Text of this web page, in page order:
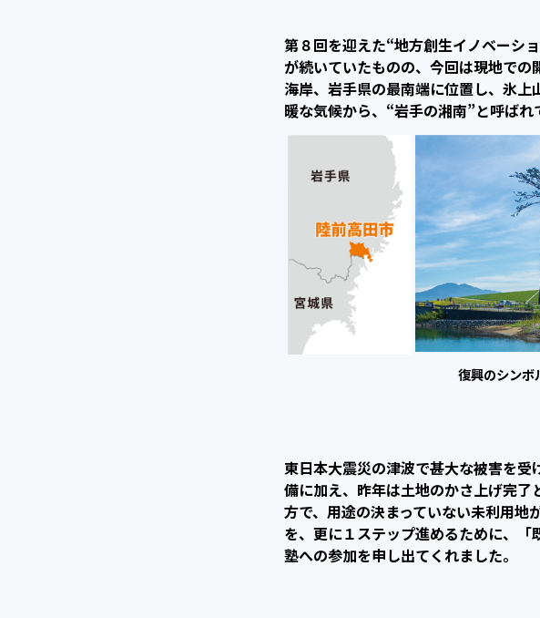
第８回を迎えた“地方創生イノベーシ
が続いていたものの、今回は現地で
海岸、岩手県の最南端に位置し、氷
暖な気候から、“岩手の湘南”と呼ばれ
復興のシンボ
東日本大震災の津波で甚大な被害を
備に加え、昨年は土地のかさ上げ完
方で、用途の決まっていない未利用地
を、更に１ステップ進めるために、
塾への参加を申し出てくれました。